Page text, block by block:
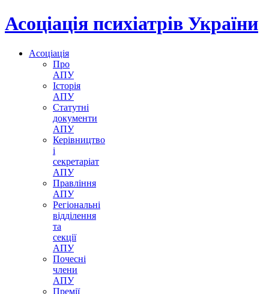
Асоціація психіатрів України
Асоціація
Про
АПУ
Історія
АПУ
Статутні
документи
АПУ
Керівництво
і
секретаріат
АПУ
Правління
АПУ
Регіональні
відділення
та
секції
АПУ
Почесні
члени
АПУ
Премії